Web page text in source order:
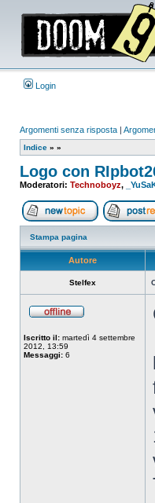
Login
Argomenti senza risposta |
Indice » »
Logo con
Moderatori: Technoboyz,
Apri un nuovo
Stampa pagina
Autore
Stelfex
Iscritto il: martedì 4 settembre
2012, 13:59
Messaggi: 6